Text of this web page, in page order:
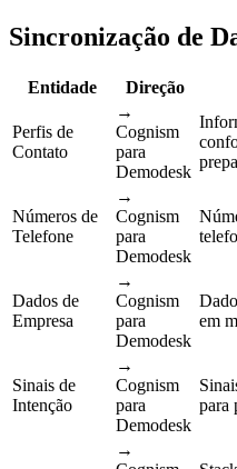
Sincronização de
Entidade Direção
Perfis de
Contato
→
Cognism
para
Demodesk
Números de
Telefone
→
Cognism
para
Demodesk
Dados de
Empresa
→
Cognism
para
Demodesk
em
Sinais de
Intenção
→
Cognism
para
Demodesk
para
→